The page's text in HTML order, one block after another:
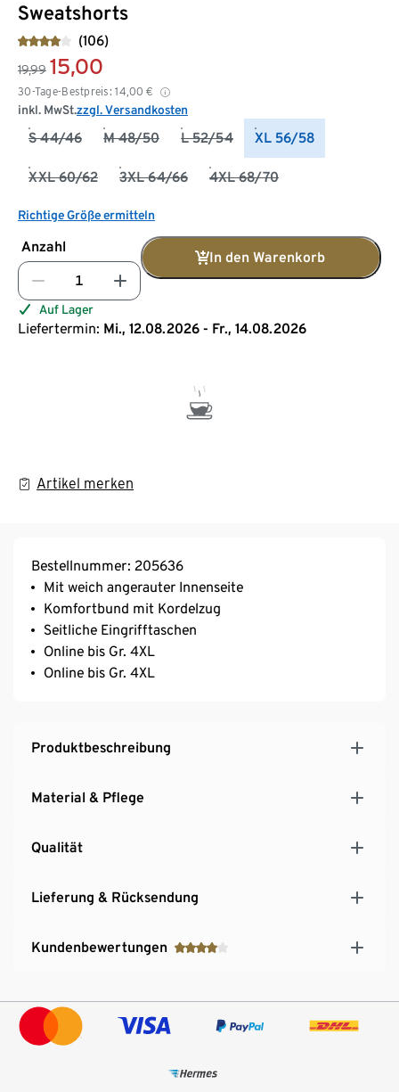
Sweatshorts
(106)
19,99 15,00
30-Tage-Bestpreis: 14,00 €
inkl. MwSt.zzgl. Versandkosten
S 44/46 M 48/50 L 52/54 XL 56/58
XXL 60/62 3XL 64/66 4XL 68/70
Richtige Größe ermitteln
Anzahl
In den Warenkorb
Auf Lager
Liefertermin: Mi., 12.08.2026 - Fr., 14.08.2026
Artikel merken
Bestellnummer: 205636
Mit weich angerauter Innenseite
Komfortbund mit Kordelzug
Seitliche Eingrifftaschen
Online bis Gr. 4XL
Online bis Gr. 4XL
Produktbeschreibung
Material & Pflege
Qualität
Lieferung & Rücksendung
Kundenbewertungen